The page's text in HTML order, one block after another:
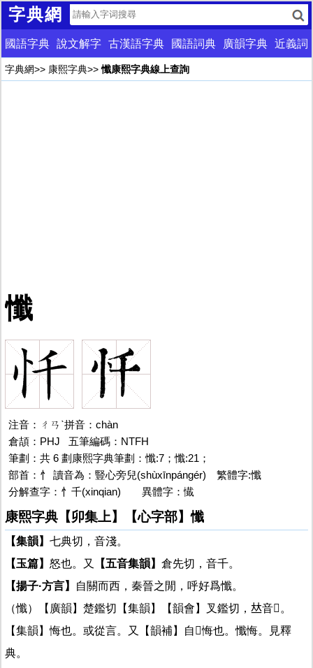
字典網
國語字典 說文解字 古漢語字典 國語詞典 廣韻字典 近義詞
字典網>> 康熙字典>>懺康熙字典線上查詢
懺
注音：ㄔㄢˋ拼音：chàn
倉頡：PHJ 五筆編碼：NTFH
筆劃：共 6 劃康熙字典筆劃：懺:7；懺:21；
部首：忄 讀音為：豎心旁兒(shùxīnpángér) 繁體字:懺
分解查字：忄千(xinqian)
異體字：懴
康熙字典【卯集上】【心字部】懺
【集韻】 七典切，音淺。
【玉篇】 怒也。又 【五音集韻】 倉先切，音千。
【揚子·方言】
自關而西，秦晉之閒，呼好爲懺。
（懺）【廣韻】楚鑑切【集韻】【韻會】叉鑑切，𠀤音𩟶。
【集韻】悔也。或從言。又【韻補】自𨻰悔也。懺悔。見釋
典。